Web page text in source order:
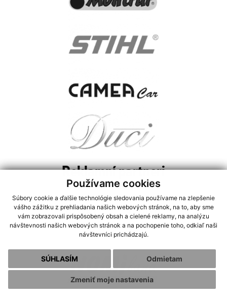
Používame cookies
Súbory cookie a ďalšie technológie sledovania používame na zlepšenie
vášho zážitku z prehliadania našich webových stránok, na to, aby sme
vám zobrazovali prispôsobený obsah a cielené reklamy, na analýzu
návštevnosti našich webových stránok a na pochopenie toho, odkiaľ naši
návštevníci prichádzajú.
SÚHLASÍM Odmietam
Zmeniť moje nastavenia
Reklamní partneri